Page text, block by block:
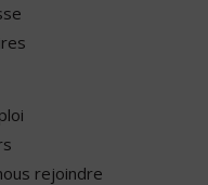
rejoindre